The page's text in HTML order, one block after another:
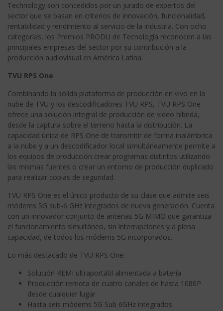
Technology son concedidos por un jurado de expertos del
sector que se basan en criterios de innovación, funcionalidad,
rentabilidad y rendimiento al servicio de la industria. Con ocho
categorías, los Premios PRODU de Tecnología reconocen a las
principales empresas del sector por su contribución a la
producción audiovisual en América Latina.
TVU RPS One
Combinando la sólida plataforma de producción en vivo en la
nube de TVU y los descodificadores TVU RPS, TVU RPS One
ofrece una solución integral de producción de vídeo híbrida,
desde la captura sobre el terreno hasta la distribución. La
capacidad única de RPS One de transmitir de forma inalámbrica
a la nube y a un descodificador local simultáneamente permite a
los equipos de producción crear programas distintos utilizando
las mismas fuentes o crear un entorno de producción duplicado
para realizar copias de seguridad.
TVU RPS One es el único producto de su clase que admite seis
módems 5G sub-6 GHz integrados de nueva generación. Cuenta
con un innovador conjunto de antenas 5G MIMO que garantiza
el funcionamiento simultáneo, sin interrupciones y a plena
capacidad, de todos los módems 5G incorporados.
Lo más destacado de TVU RPS One:
Solución REMI ultraportátil alimentada a batería
Producción remota de cuatro canales de hasta 1080P
desde cualquier lugar
Hasta seis módems 5G Sub 6GHz integrados